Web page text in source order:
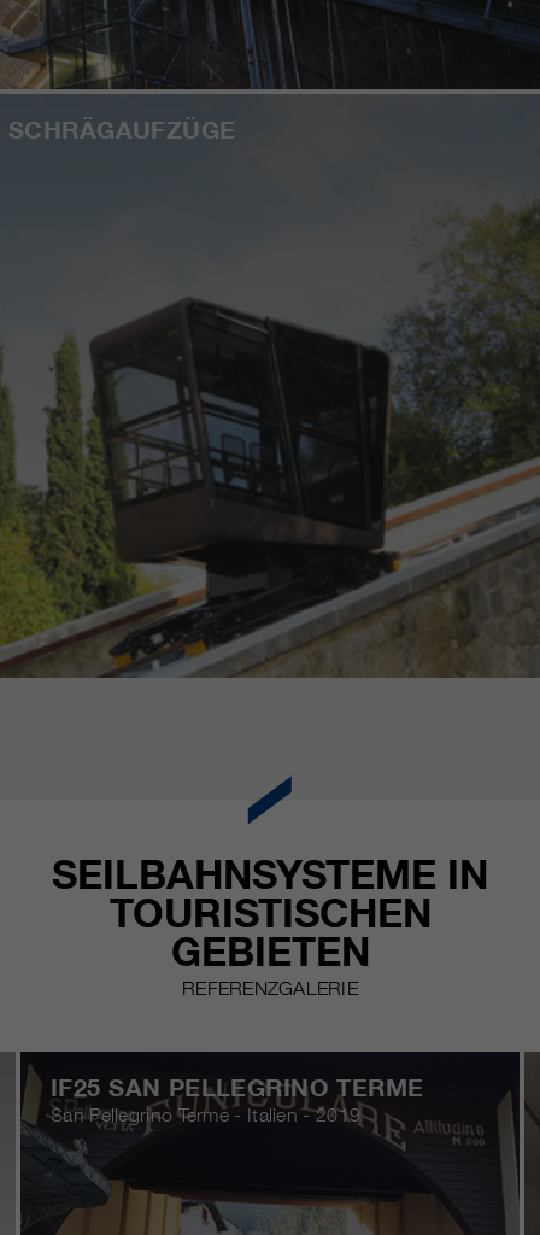
SCHRÄGAUFZÜGE
SEILBAHNSYSTEME IN
TOURISTISCHEN
GEBIETEN
REFERENZGALERIE
IF25 SAN PELLEGRINO TERME
San Pellegrino Terme - Italien - 2019